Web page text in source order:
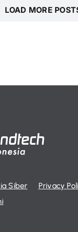
LOAD MORE
Siber Privacy